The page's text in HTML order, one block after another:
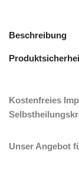
Beschreibung
Kostenfreies
Unser Angebot